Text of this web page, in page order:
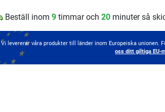
Beställ inom 9 timmar och 20 minuter så
Vi levererar våra produkter till länder inom Europeiska unionen.
oss ditt giltiga EU-